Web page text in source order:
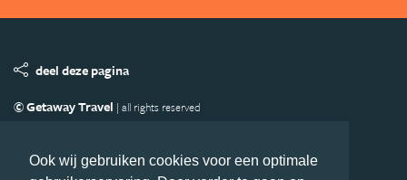
Ook wij gebruiken cookies voor een optimale
deel deze pagina
© Getaway Travel | all rights reserved
Copyright
Privacy statement Disclaimer
Cookies